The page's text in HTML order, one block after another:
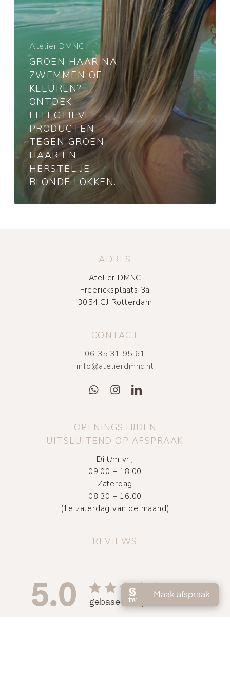
Ontdek
effectieve
producten
tegen
groen
haar
herstel
blonde
lokken.
Atelier DMNC
GROEN HAAR NA
ZWEMMEN OF
KLEUREN?
ONTDEK
EFFECTIEVE
PRODUCTEN
TEGEN GROEN
HAAR EN
HERSTEL JE
BLONDE LOKKEN.
ADRES
Atelier DMNC
Freericksplaats 3a
3054 GJ Rotterdam
CONTACT
06 35 31 95 61
info@atelierdmnc.nl
OPENINGSTIJDEN
UITSLUITEND OP AFSPRAAK
Di t/m vrij
09.00 – 18.00
Zaterdag
08:30 – 16.00
(1e zaterdag van de maand)
REVIEWS